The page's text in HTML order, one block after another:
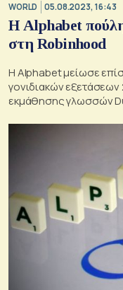
WORLD 05.08.2023, 16:43
Η Alphabet
στη Robinhood
H Alphabet μείωσε
γονιδιακών
εκμάθησης γλωσσών